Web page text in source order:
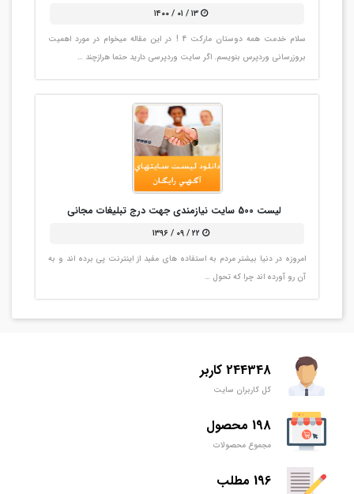
۱۳ / ۰۱ / ۱۴۰۰
سلام خدمت همه دوستان مارکت 4 ! در این مقاله میخوام در مورد اهمیت
بروزرسانی وردپرس بنویسم. اگر سایت وردپرسی دارید حتما هرازچند …
لیست 500 سایت نیازمندی جهت درج تبلیغات مجانی
۲۲ / ۰۹ / ۱۳۹۶
امروزه در دنیا بیشتر مردم به استفاده های مفید از اینترنت پی برده اند و به
آن رو آورده اند چرا که تحول …
244348 کاربر
کل کاربران سایت
198 محصول
مجموع محصولات
196 مطلب